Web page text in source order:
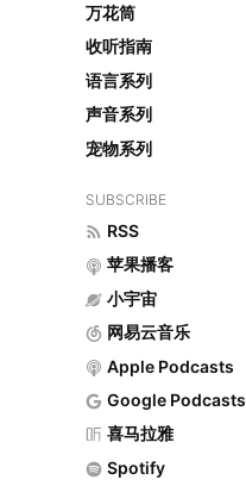
万花筒
收听指南
语言系列
声音系列
宠物系列
SUBSCRIBE
RSS
苹果播客
小宇宙
网易云音乐
Apple Podcasts
Google Podcasts
喜马拉雅
Spotify